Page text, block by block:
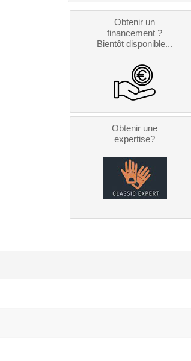
Obtenir un
financement ?
Bientôt disponible...
Obtenir une
expertise?